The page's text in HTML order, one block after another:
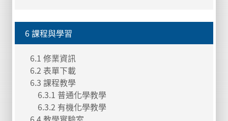
6 課程與學習
6.1 修業資訊
6.2 表單下載
6.3 課程教學
6.3.1 普通化學教學
6.3.2 有機化學教學